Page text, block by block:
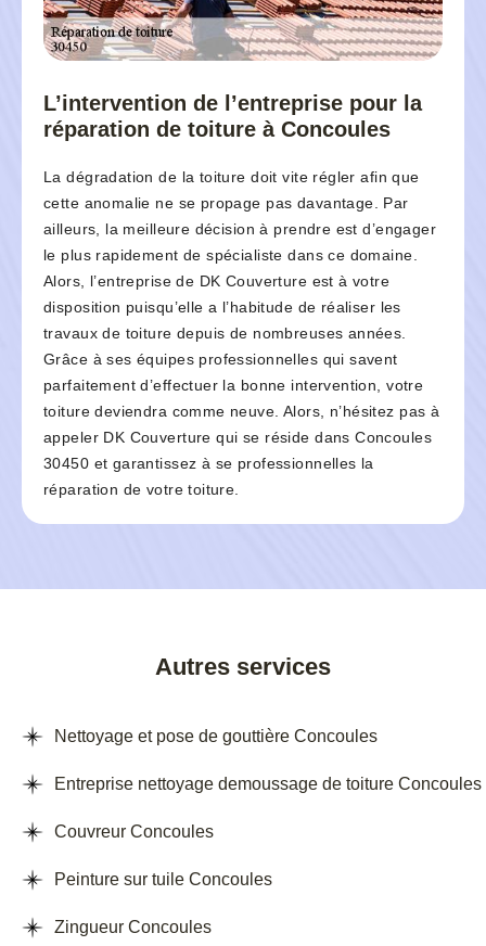
L’intervention de l’entreprise pour la
réparation de toiture à Concoules
La dégradation de la toiture doit vite régler afin que
cette anomalie ne se propage pas davantage. Par
ailleurs, la meilleure décision à prendre est d’engager
le plus rapidement de spécialiste dans ce domaine.
Alors, l’entreprise de DK Couverture est à votre
disposition puisqu’elle a l’habitude de réaliser les
travaux de toiture depuis de nombreuses années.
Grâce à ses équipes professionnelles qui savent
parfaitement d’effectuer la bonne intervention, votre
toiture deviendra comme neuve. Alors, n’hésitez pas à
appeler DK Couverture qui se réside dans Concoules
30450 et garantissez à se professionnelles la
réparation de votre toiture.
Autres services
Nettoyage et pose de gouttière Concoules
Entreprise nettoyage demoussage de toiture Concoules
Couvreur Concoules
Peinture sur tuile Concoules
Zingueur Concoules